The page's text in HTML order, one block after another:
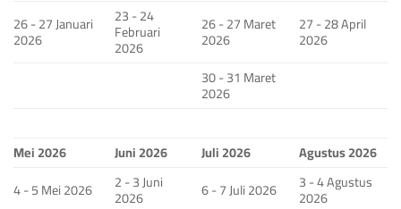
26 - 27 Januari
2026
23 - 24
Februari
2026
26 - 27 Maret
2026
27 - 28 April
2026
30 - 31 Maret
2026
Mei 2026 Juni 2026 Juli 2026
Agustus 2026
4 - 5 Mei 2026
2 - 3 Juni
2026 6 - 7 Juli 2026 3 - 4 Agustus
2026